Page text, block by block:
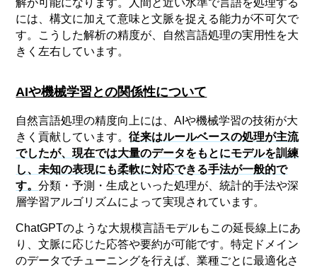
には、構文に加えて意味と文脈を捉える能力が不可欠で
す。こうした解析の精度が、自然言語処理の実用性を大
きく左右しています。
AIや機械学習との関係性について
自然言語処理の精度向上には、AIや機械学習の技術が大
きく貢献しています。従来はルールベースの処理が主流
でしたが、現在では大量のデータをもとにモデルを訓練
し、未知の表現にも柔軟に対応できる手法が一般的で
す。分類・予測・生成といった処理が、統計的手法や深
層学習アルゴリズムによって実現されています。
ChatGPTのような大規模言語モデルもこの延長線上にあ
り、文脈に応じた応答や要約が可能です。特定ドメイン
のデータでチューニングを行えば、業種ごとに最適化さ